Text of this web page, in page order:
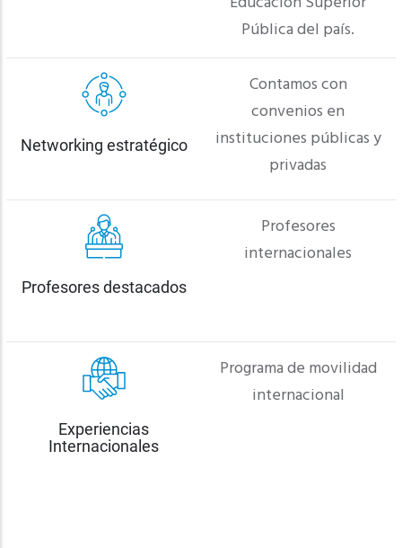
Pública del país.
Networking estratégico
Contamos con
convenios en
instituciones públicas y
privadas
Profesores destacados
Profesores
internacionales
Experiencias
Internacionales
Programa de movilidad
internacional